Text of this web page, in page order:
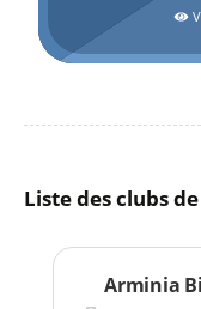
Liste des clubs
Arminia